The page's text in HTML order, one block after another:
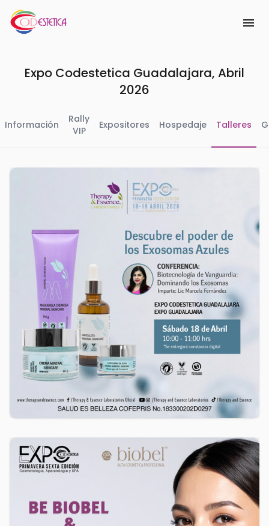
menu
Expo Codestetica Guadalajara, Abril
2026
Información
Rally
VIP
Expositores Hospedaje Talleres